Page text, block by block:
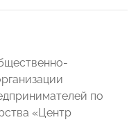
по
«Центр